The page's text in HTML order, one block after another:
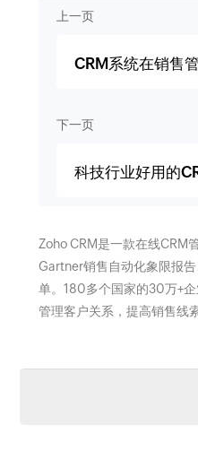
上一页
CRM系统在销售
下一页
科技行业好用的
Zoho CRM是一款在线CRM
Gartner销售自动化象限报
单。180多个国家的30万+企
管理客户关系，提高销售线